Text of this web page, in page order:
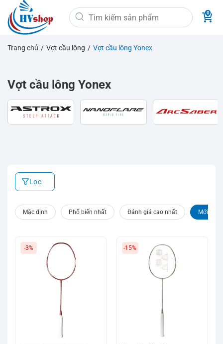
qua
nội
dung
Tìm
kiếm:
Trang chủ / Vợt cầu lông / Vợt cầu lông Yonex
Vợt cầu lông Yonex
Lọc
Mặc định Phổ biến nhất Đánh giá cao nhất Mới nhất
-3% -15%